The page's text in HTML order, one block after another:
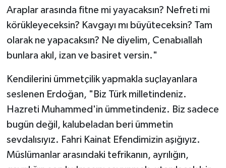
Araplar arasında fitne mi yayacaksın? Nefreti mi
körükleyeceksin? Kavgayı mı büyüteceksin? Tam
olarak ne yapacaksın? Ne diyelim, Cenabıallah
bunlara akıl, izan ve basiret versin."
Kendilerini ümmetçilik yapmakla suçlayanlara
seslenen Erdoğan, "Biz Türk milletindeniz.
Hazreti Muhammed'in ümmetindeniz. Biz sadece
bugün değil, kalubeladan beri ümmetin
sevdalısıyız. Fahri Kainat Efendimizin aşığıyız.
Müslümanlar arasındaki tefrikanın, ayrılığın,